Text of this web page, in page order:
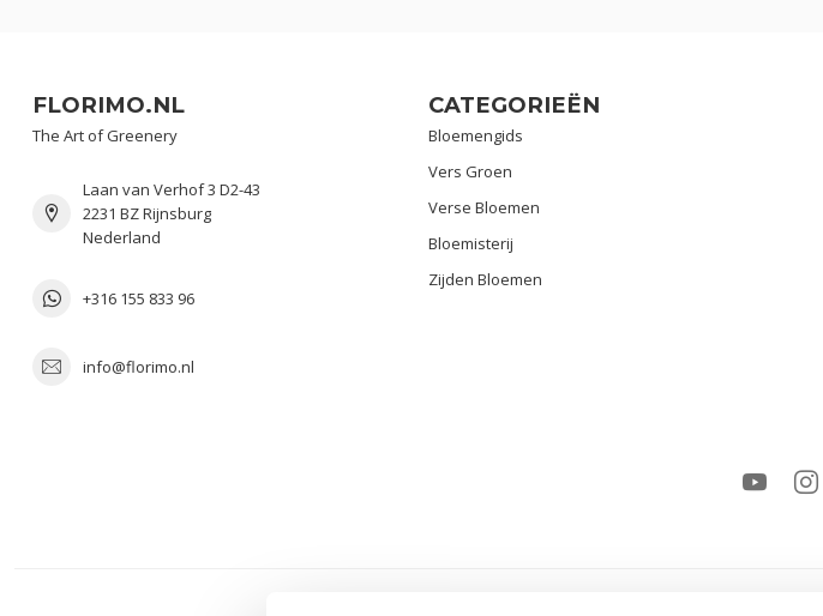
FLORIMO.NL
The Art of Greenery
Laan van Verhof 3 D2-43
2231 BZ Rijnsburg
Nederland
+316 155 833 96
info@florimo.nl
CATEGORIEËN
Bloemengids
Vers Groen
Verse Bloemen
Bloemisterij
Zijden Bloemen